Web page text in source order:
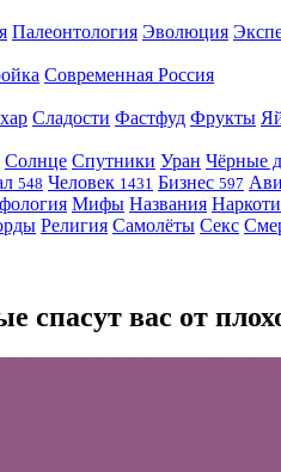
Палеонтология Эволюция
Современная Россия
Сладости Фастфуд Фрукты
Солнце Спутники Уран Чёрные
548 Человек 1431 Бизнес 597
Мифы Названия
Религия Самолёты Секс
вас от